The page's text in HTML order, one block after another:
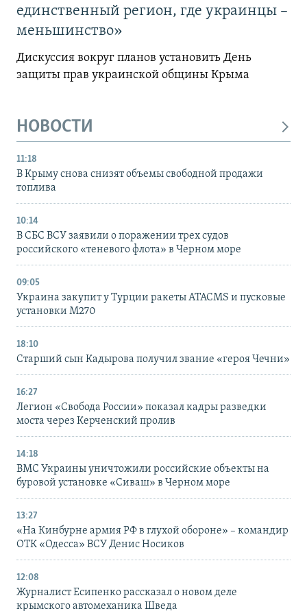
единственный регион, где украинцы –
меньшинство»
Дискуссия вокруг планов установить День
защиты прав украинской общины Крыма
НОВОСТИ
11:18
В Крыму снова снизят объемы свободной продажи
топлива
10:14
В СБС ВСУ заявили о поражении трех судов
российского «теневого флота» в Черном море
09:05
Украина закупит у Турции ракеты ATACMS и пусковые
установки M270
18:10
Старший сын Кадырова получил звание «героя Чечни»
16:27
Легион «Свобода России» показал кадры разведки
моста через Керченский пролив
14:18
ВМС Украины уничтожили российские объекты на
буровой установке «Сиваш» в Черном море
13:27
«На Кинбурне армия РФ в глухой обороне» – командир
ОТК «Одесса» ВСУ Денис Носиков
12:08
Журналист Есипенко рассказал о новом деле
крымского автомеханика Шведа